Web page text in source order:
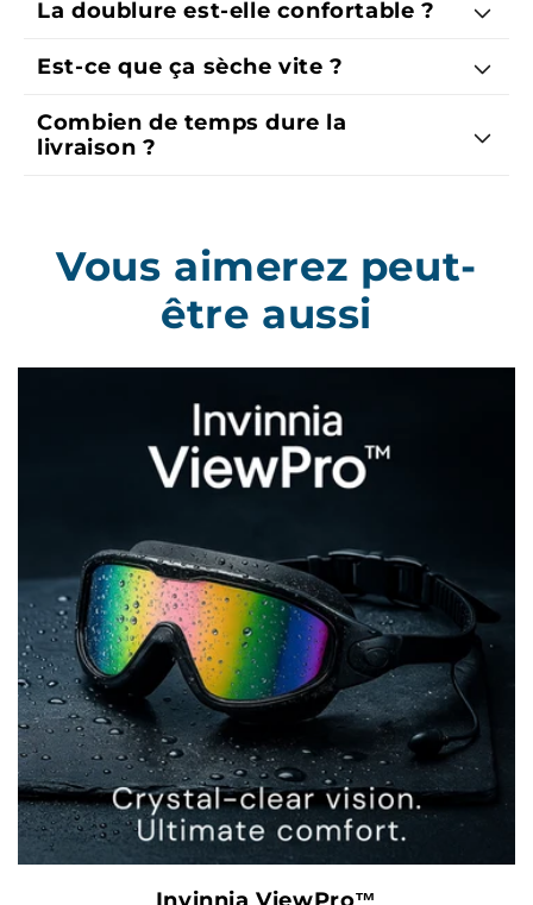
livraison ?
Vous aimerez peut-
être aussi